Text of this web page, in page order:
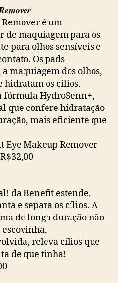
é um
de maquiagem para os
para olhos sensíveis e
Os pads
maquiagem dos olhos,
hidratam os cílios.
fórmula HydroSenn+,
que confere hidratação
mais eficiente que
Eye Makeup Remover
da Benefit estende,
e separa os cílios. A
de longa duração não
escovinha,
releva cílios que
de que tinha!